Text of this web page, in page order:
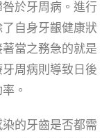
於牙周病。進行
自身牙齦健康狀
當之務急的就是
周病則導致日後
。
的牙齒是否都需